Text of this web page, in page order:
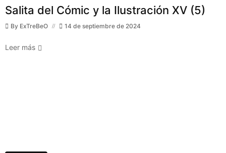
Salita del Cómic y la Ilustración XV (5)
By ExTreBeO 14 de septiembre de 2024
Leer más